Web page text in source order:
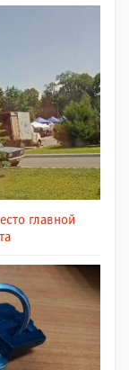
главной